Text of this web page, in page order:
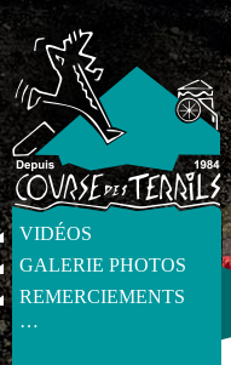
VIDÉOS
GALERIE PHOTOS
REMERCIEMENTS
…